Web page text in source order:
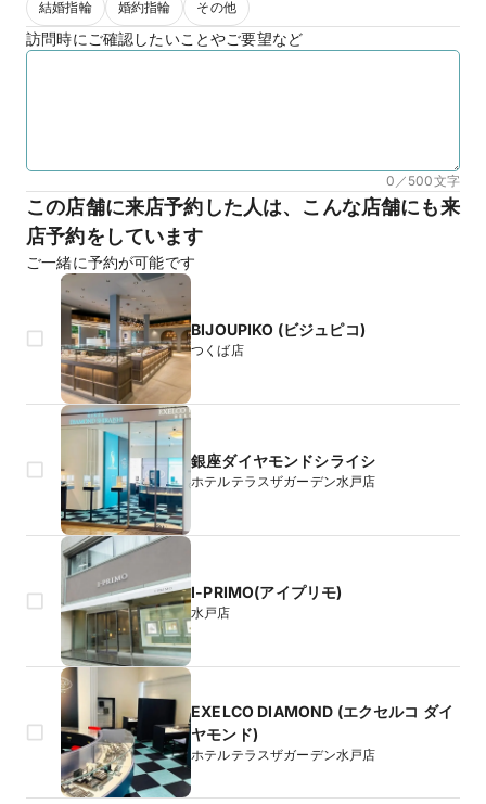
結婚指輪 婚約指輪 その他
訪問時にご確認したいことやご要望など
0／500文字
この店舗に来店予約した人は、こんな店舗にも来
店予約をしています
ご一緒に予約が可能です
BIJOUPIKO (ビジュピコ)
つくば店
銀座ダイヤモンドシライシ
ホテルテラスザガーデン水戸店
I-PRIMO(アイプリモ)
水戸店
EXELCO DIAMOND (エクセルコ ダイ
ヤモンド)
ホテルテラスザガーデン水戸店